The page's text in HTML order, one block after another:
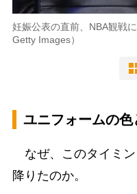
妊娠公表の直前、NBA観戦
Getty Images）
ユニフォームの色
なぜ、このタイミン
降りたのか。